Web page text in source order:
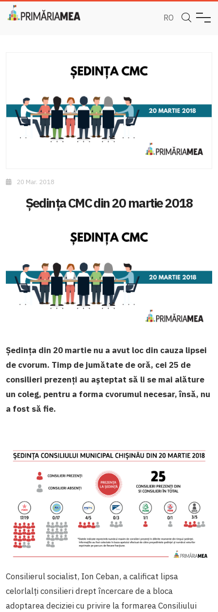
RO
20 Mar. 2018
Ședința CMC din 20 martie 2018
Ședința din 20 martie nu a avut loc din cauza lipsei
de cvorum. Timp de jumătate de oră, cei 25 de
consilieri prezenți au așteptat să li se mai alăture
un coleg, pentru a forma cvorumul necesar, însă, nu
a fost să fie.
Consilierul socialist, Ion Ceban, a calificat lipsa
celorlalți consilieri drept încercare de a bloca
adoptarea deciziei cu privire la formarea Consiliului